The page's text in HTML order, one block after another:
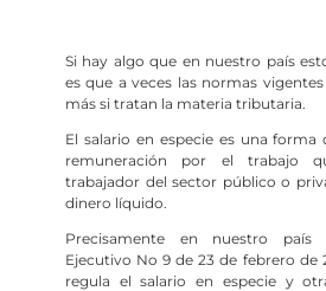
Si hay algo que en nuestro país
es que a veces las normas
más si tratan la materia tributaria.
El salario en especie es una forma
remuneración por el trabajo
trabajador del sector público o
dinero líquido.
Precisamente en nuestro país
Ejecutivo No 9 de 23 de febrero de
regula el salario en especie y